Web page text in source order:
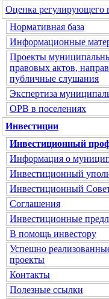
Оценка регулирующего
Нормативная база
Информационные
Проекты
правовых актов,
публичные слушания
Экспертиза
ОРВ в поселениях
Инвестиции
Инвестиционный
Информация о
Инвестиционный
Инвестиционный
Соглашения
Инвестиционные
В помощь инвестору
Успешно
проекты
Контакты
Полезные ссылки